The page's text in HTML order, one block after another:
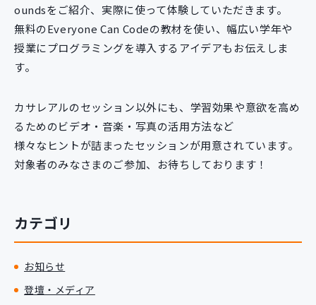
oundsをご紹介、実際に使って体験していただきます。
無料のEveryone Can Codeの教材を使い、幅広い学年や
授業にプログラミングを導入するアイデアもお伝えしま
す。
カサレアルのセッション以外にも、学習効果や意欲を高め
るためのビデオ・音楽・写真の活用方法など
様々なヒントが詰まったセッションが用意されています。
対象者のみなさまのご参加、お待ちしております！
カテゴリ
お知らせ
登壇・メディア